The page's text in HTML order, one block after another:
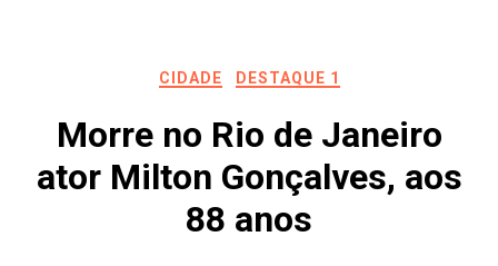
CIDADE DESTAQUE 1
Morre no Rio de Janeiro
ator Milton Gonçalves, aos
88 anos